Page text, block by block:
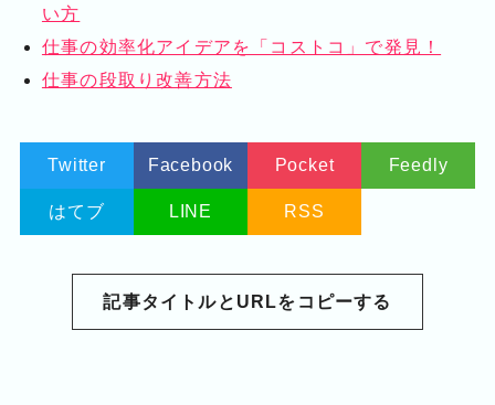
い方
仕事の効率化アイデアを「コストコ」で発見！
仕事の段取り改善方法
Twitter Facebook Pocket Feedly
はてブ LINE RSS
記事タイトルとURLをコピーする